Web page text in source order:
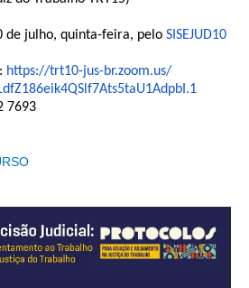
qualificados
Coletivas
de julho, quinta-feira, peloSISEJUD10
https://trt10-jus-br.zoom.us/
.1
7693